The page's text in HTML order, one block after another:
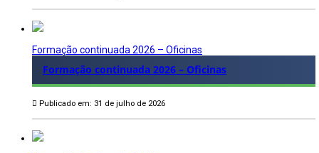
Formação continuada 2026 – Oficinas
Formação continuada 2026 – Oficinas
Publicado em: 31 de julho de 2026